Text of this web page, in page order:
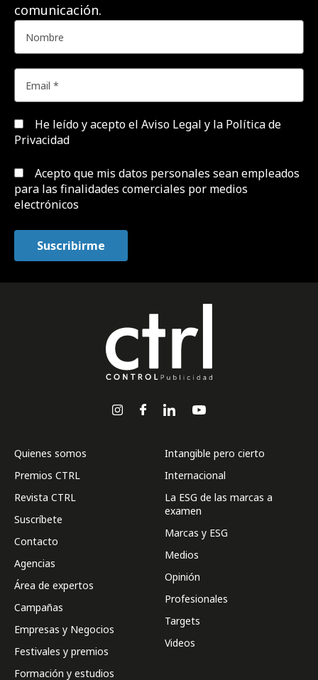
comunicación.
He leído y acepto el Aviso Legal y la Política de
Privacidad
Acepto que mis datos personales sean empleados
para las finalidades comerciales por medios
electrónicos
Quienes somos
Premios CTRL
Revista CTRL
Suscríbete
Contacto
Agencias
Área de expertos
Campañas
Empresas y Negocios
Festivales y premios
Formación y estudios
Intangible pero cierto
Internacional
La ESG de las marcas a
examen
Marcas y ESG
Medios
Opinión
Profesionales
Targets
Videos